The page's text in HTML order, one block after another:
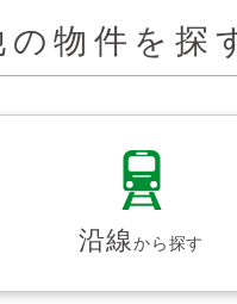
の物件を探
沿線から探す